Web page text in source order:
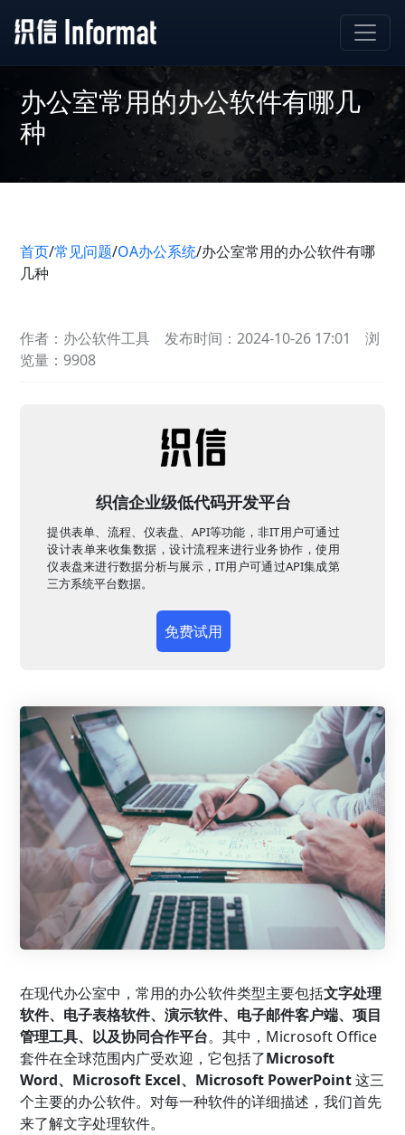
办公室常用的办公软件有哪几
种
首页/常见问题/OA办公系统/办公室常用的办公软件有哪
几种
作者：办公软件工具 发布时间：2024-10-26 17:01
浏
览量：9908
织信企业级低代码开发平台
提供表单、流程、仪表盘、API等功能，非IT用户可通过
设计表单来收集数据，设计流程来进行业务协作，使用
仪表盘来进行数据分析与展示，IT用户可通过API集成第
三方系统平台数据。
免费试用
在现代办公室中，常用的办公软件类型主要包括文字处理
软件、电子表格软件、演示软件、电子邮件客户端、项目
管理工具、以及协同合作平台。其中，Microsoft Office
套件在全球范围内广受欢迎，它包括了Microsoft
Word、Microsoft Excel、Microsoft PowerPoint这三
个主要的办公软件。对每一种软件的详细描述，我们首先
来了解文字处理软件。